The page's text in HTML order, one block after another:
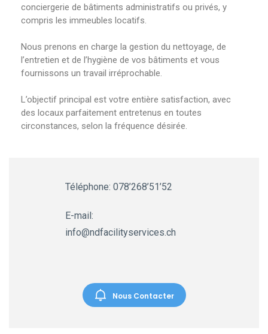
conciergerie de bâtiments administratifs ou privés, y
compris les immeubles locatifs.
Nous prenons en charge la gestion du nettoyage, de
l’entretien et de l’hygiène de vos bâtiments et vous
fournissons un travail irréprochable.
L’objectif principal est votre entière satisfaction, avec
des locaux parfaitement entretenus en toutes
circonstances, selon la fréquence désirée.
Téléphone: 078’268’51’52
E-mail:
info@ndfacilityservices.ch
Nous Contacter